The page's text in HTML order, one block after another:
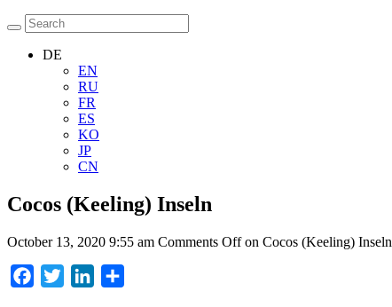
DE
EN
RU
FR
ES
KO
JP
CN
Cocos (Keeling) Inseln
October 13, 2020 9:55 am Comments Offon Cocos (Keeling) Inseln
Facebook
Twitter LinkedIn